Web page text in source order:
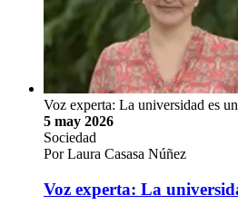
Voz experta: La universidad es
5 may 2026
Sociedad
Por Laura Casasa Núñez
Voz experta: La